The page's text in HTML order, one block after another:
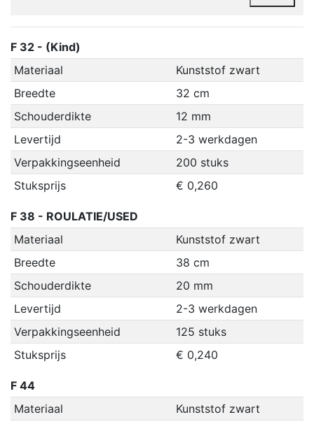
F 32 - (Kind)
Materiaal
Kunststof zwart
Breedte
32 cm
Schouderdikte
12 mm
Levertijd
2-3 werkdagen
Verpakkingseenheid
200 stuks
Stuksprijs
€ 0,260
F 38 - ROULATIE/USED
Materiaal
Kunststof zwart
Breedte
38 cm
Schouderdikte
20 mm
Levertijd
2-3 werkdagen
Verpakkingseenheid
125 stuks
Stuksprijs
€ 0,240
F 44
Materiaal
Kunststof zwart